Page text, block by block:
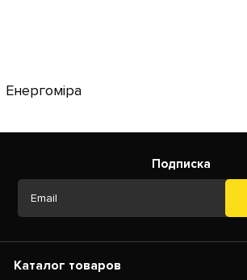
Енергоміра
Подписка
Каталог товаров